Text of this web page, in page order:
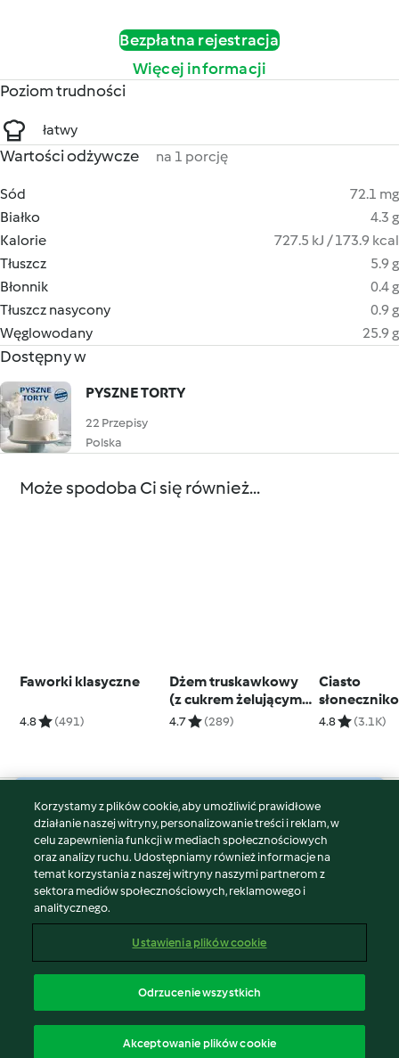
Bezpłatna rejestracja
Więcej informacji
Poziom trudności
łatwy
Wartości odżywcze na 1 porcję
Sód
72.1 mg
Białko
4.3 g
Kalorie
727.5 kJ / 173.9 kcal
Tłuszcz
5.9 g
Błonnik
0.4 g
Tłuszcz nasycony
0.9 g
Węglowodany
25.9 g
Dostępny w
PYSZNE TORTY
22 Przepisy
Polska
Może spodoba Ci się również...
Faworki klasyczne
4.8 (491)
Dżem truskawkowy
(z cukrem żelującym
3:1)
4.7 (289)
Ciasto
4.8 (3.1K)
© Copyright 2026
Warunki korzystania
Polityka prywatności
Disclaimer
Znak wydawcy
Zgłoś treść
Oświadczenie o dostępności
Korzystamy z plików cookie, aby umożliwić prawidłowe
działanie naszej witryny, personalizowanie treści i reklam, w
celu zapewnienia funkcji w mediach społecznościowych
oraz analizy ruchu. Udostępniamy również informacje na
temat korzystania z naszej witryny naszymi partnerom z
sektora mediów społecznościowych, reklamowego i
analitycznego.
Ustawienia plików cookie
Odrzucenie wszystkich
Akceptowanie plików cookie